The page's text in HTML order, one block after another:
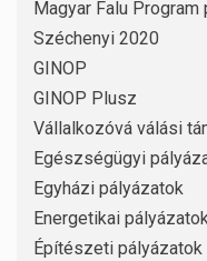
Magyar Falu
Széchenyi 2020
GINOP
GINOP Plusz
Vállalkozóvá válási
Egészségügyi
Egyházi pályázatok
Energetikai
Építészeti pályázatok